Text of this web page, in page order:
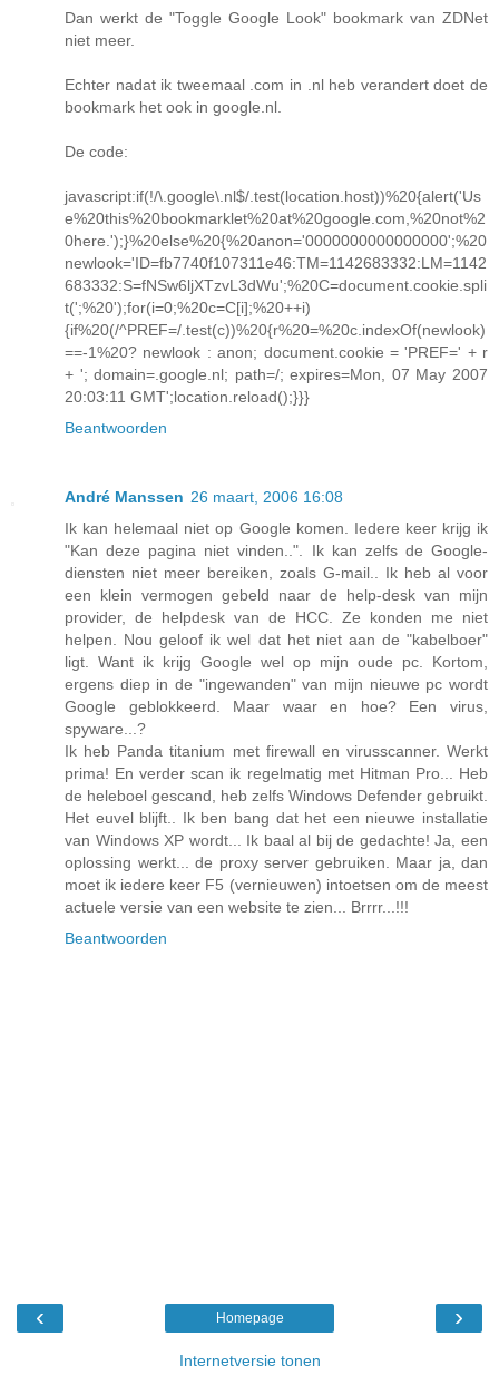
Dan werkt de "Toggle Google Look" bookmark van ZDNet
niet meer.
Echter nadat ik tweemaal .com in .nl heb verandert doet de
bookmark het ook in google.nl.
De code:
javascript:if(!/\.google\.nl$/.test(location.host))%20{alert('Us
e%20this%20bookmarklet%20at%20google.com,%20not%2
0here.');}%20else%20{%20anon='0000000000000000';%20
newlook='ID=fb7740f107311e46:TM=1142683332:LM=1142
683332:S=fNSw6ljXTzvL3dWu';%20C=document.cookie.spli
t(';%20');for(i=0;%20c=C[i];%20++i)
{if%20(/^PREF=/.test(c))%20{r%20=%20c.indexOf(newlook)
==-1%20? newlook : anon; document.cookie = 'PREF=' + r
+ '; domain=.google.nl; path=/; expires=Mon, 07 May 2007
20:03:11 GMT';location.reload();}}}
Beantwoorden
André Manssen 26 maart, 2006 16:08
Ik kan helemaal niet op Google komen. Iedere keer krijg ik
"Kan deze pagina niet vinden..". Ik kan zelfs de Google-
diensten niet meer bereiken, zoals G-mail.. Ik heb al voor
een klein vermogen gebeld naar de help-desk van mijn
provider, de helpdesk van de HCC. Ze konden me niet
helpen. Nou geloof ik wel dat het niet aan de "kabelboer"
ligt. Want ik krijg Google wel op mijn oude pc. Kortom,
ergens diep in de "ingewanden" van mijn nieuwe pc wordt
Google geblokkeerd. Maar waar en hoe? Een virus,
spyware...?
Ik heb Panda titanium met firewall en virusscanner. Werkt
prima! En verder scan ik regelmatig met Hitman Pro... Heb
de heleboel gescand, heb zelfs Windows Defender gebruikt.
Het euvel blijft.. Ik ben bang dat het een nieuwe installatie
van Windows XP wordt... Ik baal al bij de gedachte! Ja, een
oplossing werkt... de proxy server gebruiken. Maar ja, dan
moet ik iedere keer F5 (vernieuwen) intoetsen om de meest
actuele versie van een website te zien... Brrrr...!!!
Beantwoorden
‹ ›
Homepage
Internetversie tonen